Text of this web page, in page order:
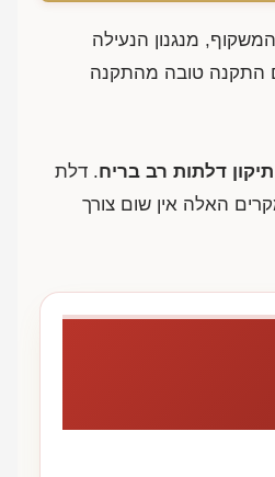
מנגנון הנעילה
התקנה טובה מהתקנה
תיקון דלתות רב בריח. דלת
האלה אין שום צורך